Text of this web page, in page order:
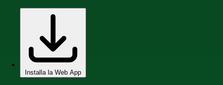
Installa la Web App